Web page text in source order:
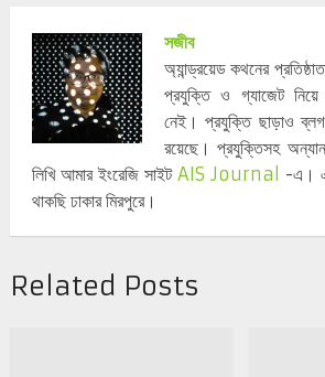
সজীব
অ্যান্ড্রয়েড কথনের
প্রযুক্তি ও গ্যাজেট
নেই। প্রযুক্তি ছাড়াও
রয়েছে। প্রযুক্তিসহ
লিখি আমার ইংরেজি সাইট AIS Journal -এ।
থাকছি ঢাকার মিরপুরে।
Related Posts